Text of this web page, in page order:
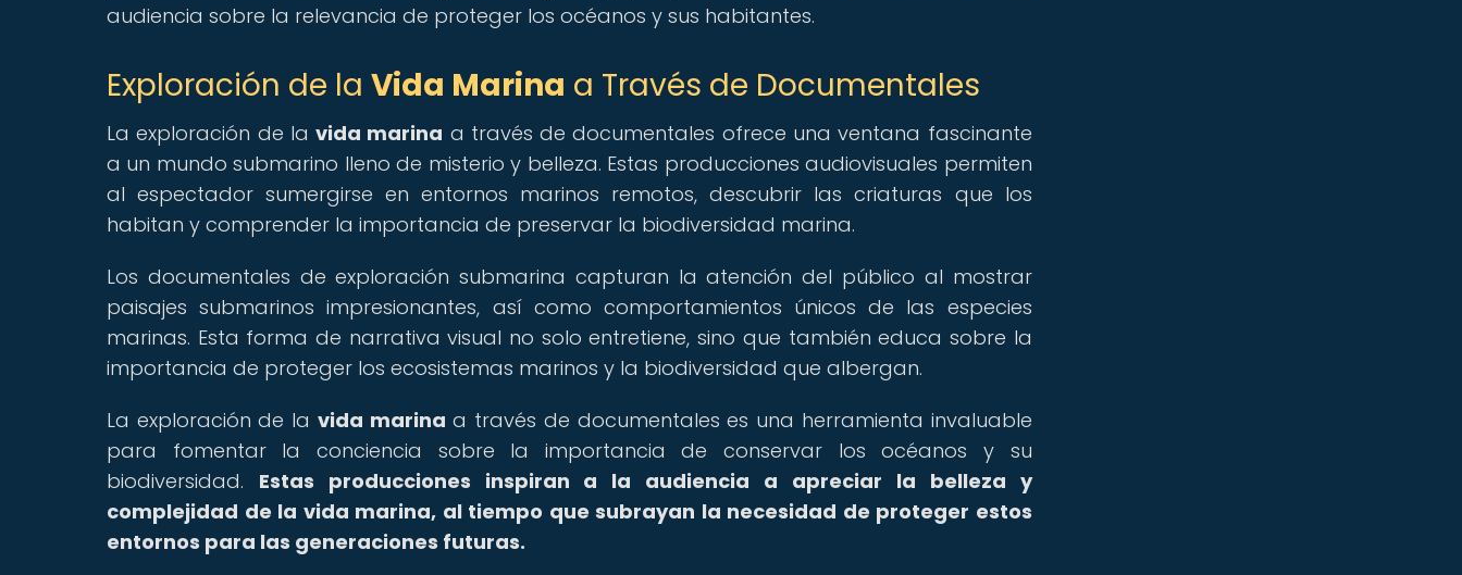
audiencia sobre la relevancia de proteger los océanos y sus habitantes.
Exploración de la Vida Marina a Través de Documentales
La exploración de lavida marina a través de documentales ofrece una ventana fascinante
a un mundo submarino lleno de misterio y belleza. Estas producciones audiovisuales permiten
al espectador sumergirse en entornos marinos remotos, descubrir las criaturas que los
habitan y comprender la importancia de preservar la biodiversidad marina.
Los documentales de exploración submarina capturan la atención del público al mostrar
paisajes submarinos impresionantes, así como comportamientos únicos de las especies
marinas. Esta forma de narrativa visual no solo entretiene, sino que también educa sobre la
importancia de proteger los ecosistemas marinos y la biodiversidad que albergan.
La exploración de la vida marina a través de documentales es una herramienta invaluable
para fomentar la conciencia sobre la importancia de conservar los océanos y su
biodiversidad. Estas producciones inspiran a la audiencia a apreciar la belleza y
complejidad de la vida marina, al tiempo que subrayan la necesidad de proteger estos
entornos para las generaciones futuras.